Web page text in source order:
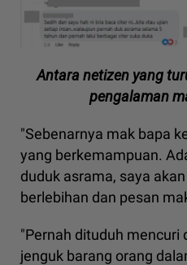
Antara netizen yang
pengalaman
"Sebenarnya mak bapa
yang berkemampuan.
duduk asrama, saya
berlebihan dan pesan
"Pernah dituduh mencuri
jenguk barang orang